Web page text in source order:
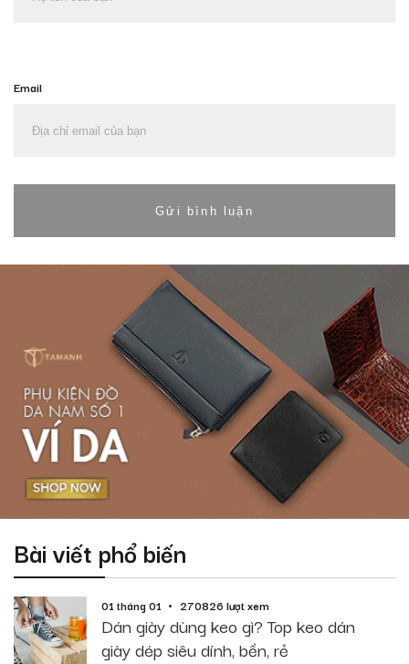
Email
Bài viết phổ biến
01 tháng 01 270826 lượt xem
Dán giày dùng keo gì? Top keo dán
giày dép siêu dính, bền, rẻ